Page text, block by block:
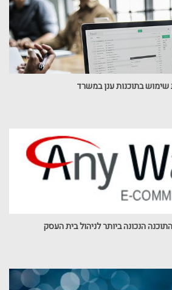
שימוש בתוכנות ענן במשרד
הנכונה ביותר לניהול בית העסק